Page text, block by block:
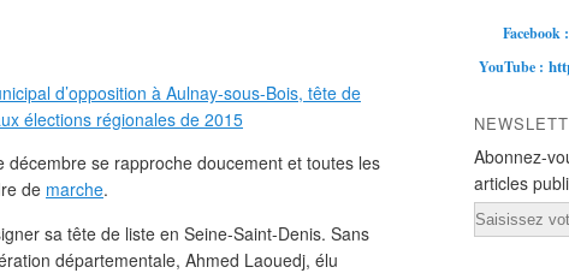
décembre se rapproche doucement et toutes les
de marche.
sa tête de liste en Seine-Saint-Denis. Sans
départementale, Ahmed Laouedj, élu
Facebook :
YouTube :
Abonnez-
articles
Email